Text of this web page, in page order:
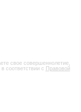
свое совершеннолетие,
соответствии с Правовой